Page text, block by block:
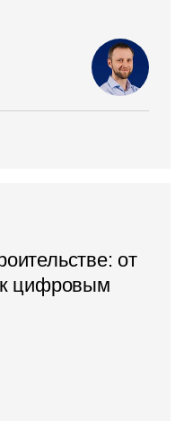
от
к цифровым